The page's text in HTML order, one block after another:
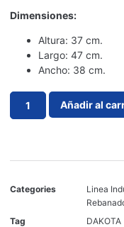
Dimensiones:
Altura: 37 cm.
Largo: 47 cm.
Ancho: 38 cm.
Añadir al
Categories Linea
Tag
DAKOTA